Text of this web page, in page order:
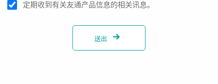
定期收到有关友通产品信息的相关讯息。
送出